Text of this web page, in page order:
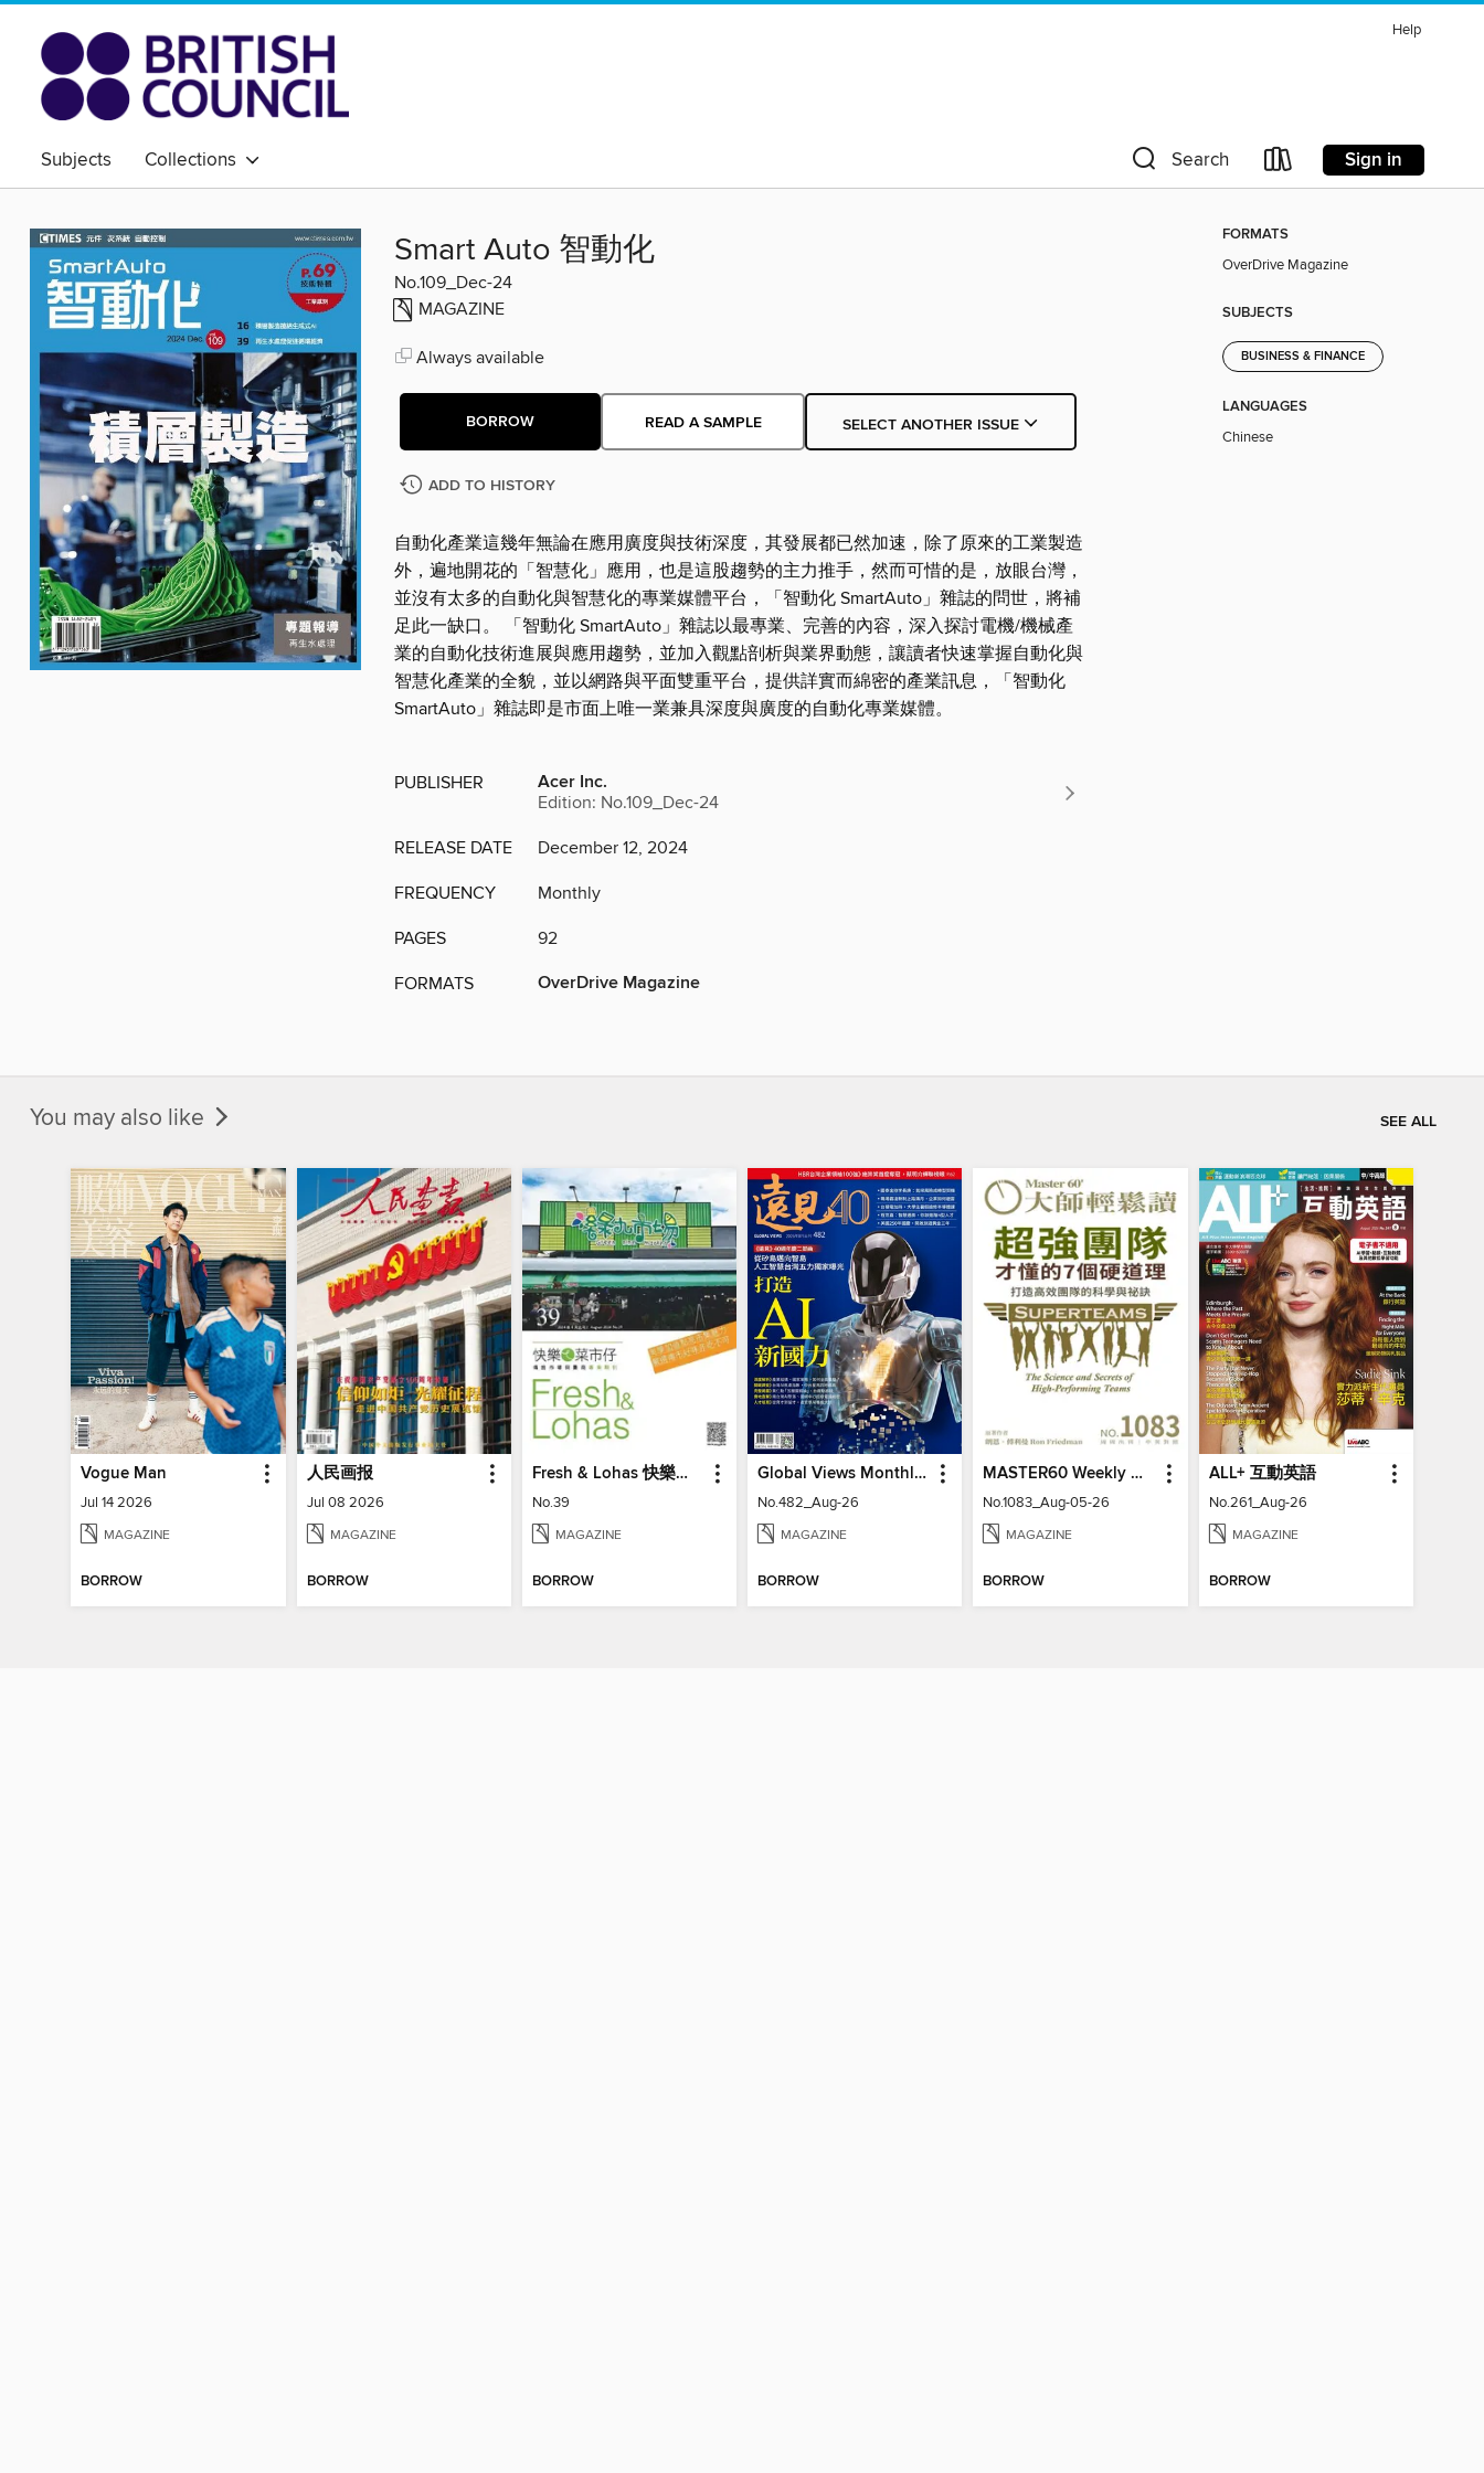
Help
Subjects Collections Search Sign in
Smart Auto 智動化
No.109_Dec-24
MAGAZINE
Always available
BORROW READ A SAMPLE SELECT ANOTHER ISSUE
ADD TO HISTORY
自動化產業這幾年無論在應用廣度與技術深度，其發展都已然加速，除了原來的工業製造
外，遍地開花的「智慧化」應用，也是這股趨勢的主力推手，然而可惜的是，放眼台灣，
並沒有太多的自動化與智慧化的專業媒體平台，「智動化 SmartAuto」雜誌的問世，將補
足此一缺口。 「智動化 SmartAuto」雜誌以最專業、完善的內容，深入探討電機/機械產
業的自動化技術進展與應用趨勢，並加入觀點剖析與業界動態，讓讀者快速掌握自動化與
智慧化產業的全貌，並以網路與平面雙重平台，提供詳實而綿密的產業訊息，「智動化
SmartAuto」雜誌即是市面上唯一業兼具深度與廣度的自動化專業媒體。
PUBLISHER Acer Inc.
Edition: No.109_Dec-24
RELEASE DATE December 12, 2024
FREQUENCY Monthly
PAGES 92
FORMATS OverDrive Magazine
FORMATS
OverDrive Magazine
SUBJECTS
BUSINESS & FINANCE
LANGUAGES
Chinese
You may also like SEE ALL
Vogue Man
Jul 14 2026
MAGAZINE
BORROW
人民画报
Jul 08 2026
MAGAZINE
BORROW
Fresh & Lohas 快樂ㄟ菜市仔 傳統市場與攤商專業期刊
No.39
MAGAZINE
BORROW
Global Views Monthly 遠見雜誌
No.482_Aug-26
MAGAZINE
BORROW
MASTER60 Weekly 大師輕鬆讀
No.1083_Aug-05-26
MAGAZINE
BORROW
ALL+ 互動英語
No.261_Aug-26
MAGAZINE
BORROW